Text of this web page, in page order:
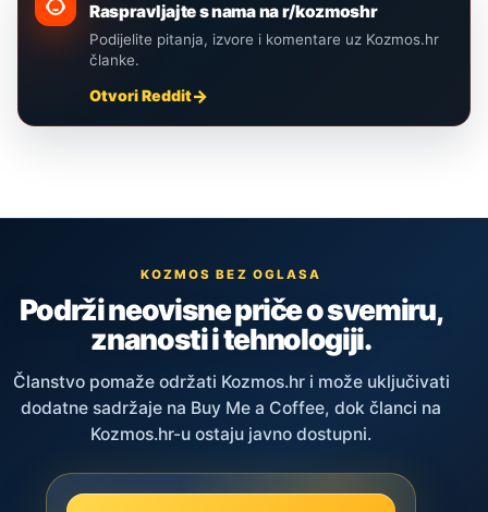
Raspravljajte s nama na r/kozmoshr
Podijelite pitanja, izvore i komentare uz Kozmos.hr
članke.
Otvori Reddit
KOZMOS BEZ OGLASA
Podrži neovisne priče o svemiru,
znanosti i tehnologiji.
Članstvo pomaže održati Kozmos.hr i može uključivati
dodatne sadržaje na Buy Me a Coffee, dok članci na
Kozmos.hr-u ostaju javno dostupni.